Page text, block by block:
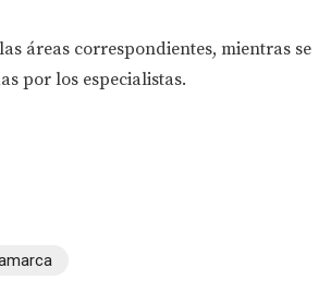
áreas correspondientes, mientras se
por los especialistas.